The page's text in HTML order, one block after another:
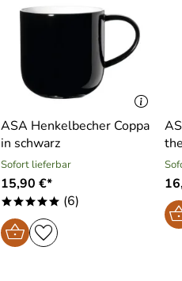
ASA Henkelbecher Coppa
in schwarz
Sofort lieferbar
15,90 €*
***** (6)